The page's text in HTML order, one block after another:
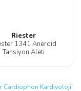
Riester
1341 Aneroid
Tansiyon Aleti